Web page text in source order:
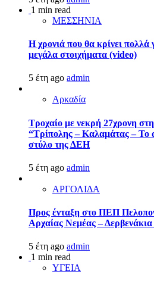
1 min read
ΜΕΣΣΗΝΙΑ
Η χρονιά που θα κρίνει
μεγάλα στοιχήματα (video)
5 έτη ago admin
Αρκαδία
Τροχαίο με νεκρή 27χρονη
“Τρίπολης – Καλαμάτας – Το
στύλο της ΔΕΗ
5 έτη ago admin
ΑΡΓΟΛΙΔΑ
Προς ένταξη στο ΠΕΠ
Αρχαίας Νεμέας –
5 έτη ago admin
1 min read
ΥΓΕΙΑ